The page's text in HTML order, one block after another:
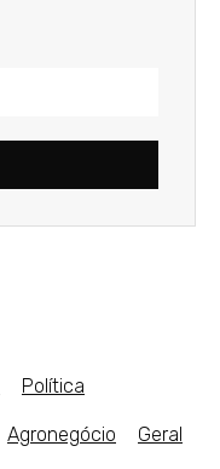
Política
Agronegócio Geral